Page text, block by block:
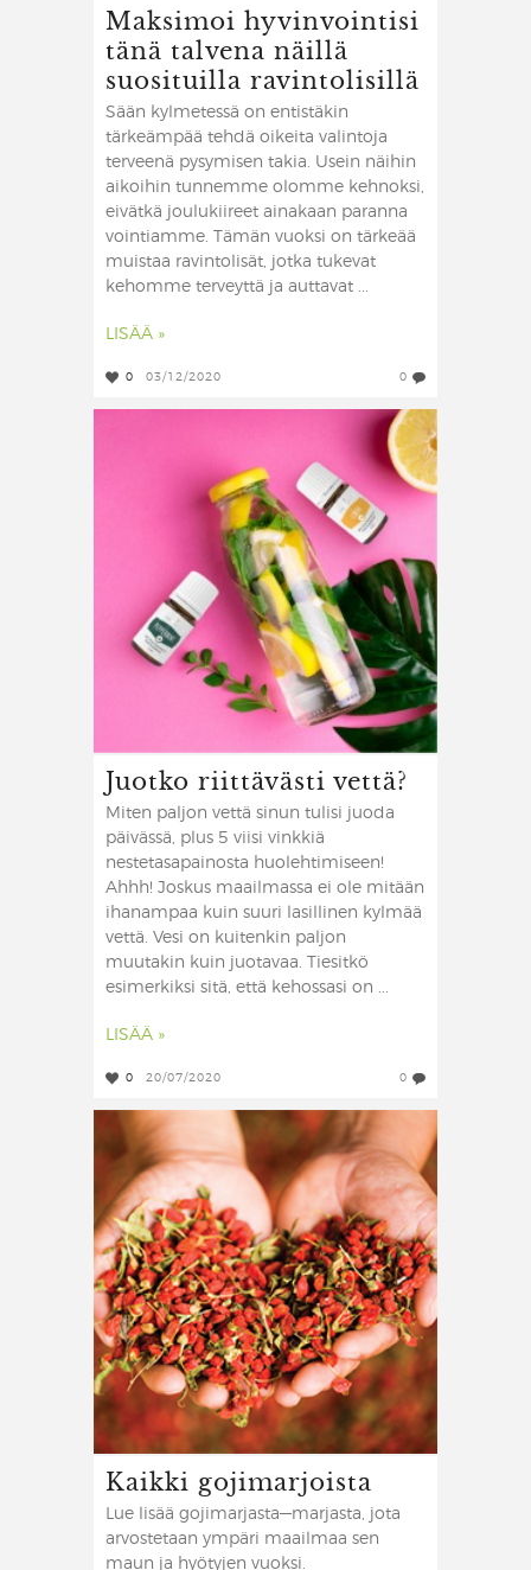
Maksimoi hyvinvointisi
tänä talvena näillä
suosituilla ravintolisillä
Sään kylmetessä on entistäkin
tärkeämpää tehdä oikeita valintoja
terveenä pysymisen takia. Usein näihin
aikoihin tunnemme olomme kehnoksi,
eivätkä joulukiireet ainakaan paranna
vointiamme. Tämän vuoksi on tärkeää
muistaa ravintolisät, jotka tukevat
kehomme terveyttä ja auttavat ...
LISÄÄ »
0 03/12/2020 0
Juotko riittävästi vettä?
Miten paljon vettä sinun tulisi juoda
päivässä, plus 5 viisi vinkkiä
nestetasapainosta huolehtimiseen!
Ahhh! Joskus maailmassa ei ole mitään
ihanampaa kuin suuri lasillinen kylmää
vettä. Vesi on kuitenkin paljon
muutakin kuin juotavaa. Tiesitkö
esimerkiksi sitä, että kehossasi on ...
LISÄÄ »
0 20/07/2020 0
Kaikki gojimarjoista
Lue lisää gojimarjasta—marjasta, jota
arvostetaan ympäri maailmaa sen
maun ja hyötyjen vuoksi.